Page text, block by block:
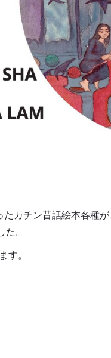
カチン昔話絵本各種
。
す。